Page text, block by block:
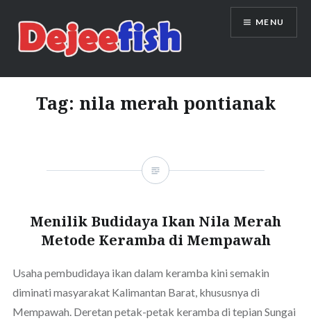
content
DEJEEFISH | PRODUSEN BENIH
IKAN BERKUALITAS INDONESIA
MENU
Tag: nila merah pontianak
Menilik Budidaya Ikan Nila Merah
Metode Keramba di Mempawah
Usaha pembudidaya ikan dalam keramba kini semakin
diminati masyarakat Kalimantan Barat, khususnya di
Mempawah. Deretan petak-petak keramba di tepian Sungai